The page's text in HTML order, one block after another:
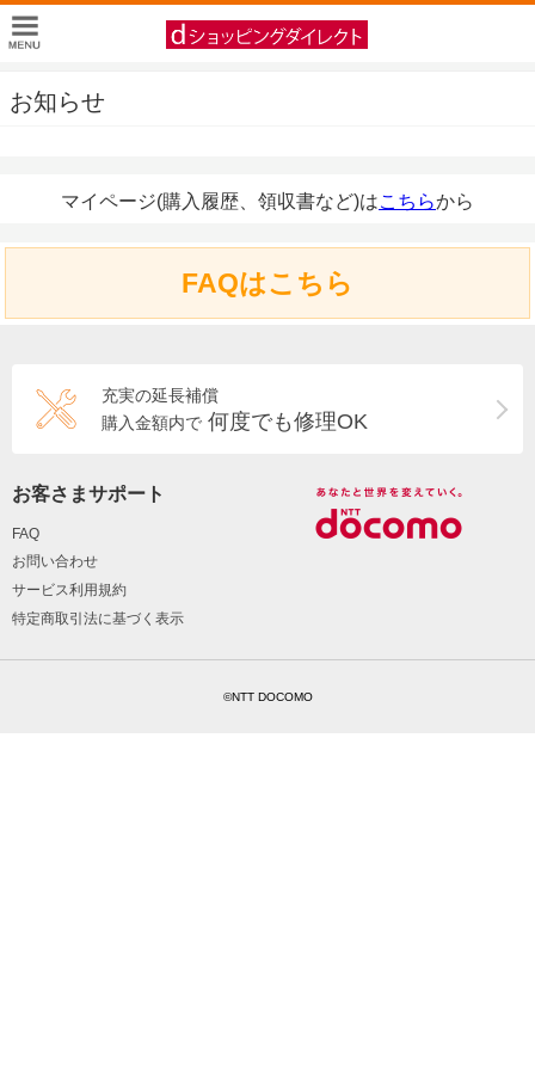
お知らせ
マイページ(購入履歴、領収書など)はこちらから
FAQはこちら
充実の延長補償
購入金額内で 何度でも修理OK
お客さまサポート
FAQ
お問い合わせ
サービス利用規約
特定商取引法に基づく表示
©NTT DOCOMO